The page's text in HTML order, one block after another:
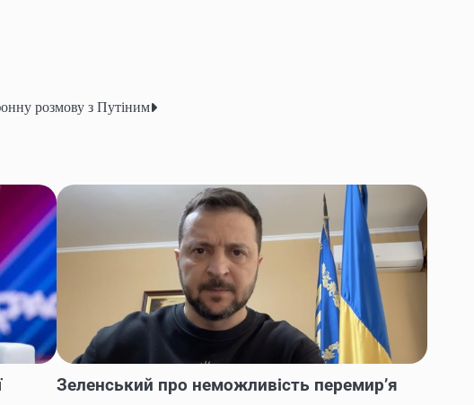
розмову з Путіним
Зеленський про неможливість перемир’я